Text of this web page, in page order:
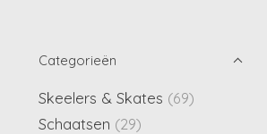
Categorieën
Skeelers & Skates (69)
Schaatsen (29)